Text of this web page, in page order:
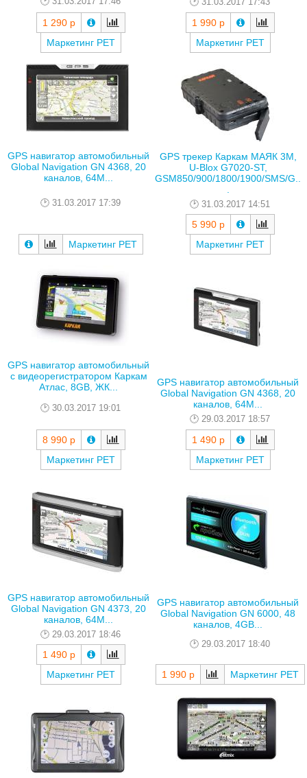
1 290 р
Маркетинг РЕТ
1 990 р
Маркетинг РЕТ
GPS навигатор автомобильный
Global Navigation GN 4368, 20
каналов, 64M...
31.03.2017 17:39
Маркетинг РЕТ
GPS трекер Каркам МАЯК 3М,
U-Blox G7020-ST,
GSM850/900/1800/1900/SMS/G..
31.03.2017 14:51
5 990 р
Маркетинг РЕТ
GPS навигатор автомобильный
с видеорегистратором Каркам
Атлас, 8GB, ЖК...
30.03.2017 19:01
8 990 р
Маркетинг РЕТ
GPS навигатор автомобильный
Global Navigation GN 4368, 20
каналов, 64M...
29.03.2017 18:57
1 490 р
Маркетинг РЕТ
GPS навигатор автомобильный
Global Navigation GN 4373, 20
каналов, 64M...
29.03.2017 18:46
1 490 р
Маркетинг РЕТ
GPS навигатор автомобильный
Global Navigation GN 6000, 48
каналов, 4GB...
29.03.2017 18:40
1 990 р Маркетинг РЕТ